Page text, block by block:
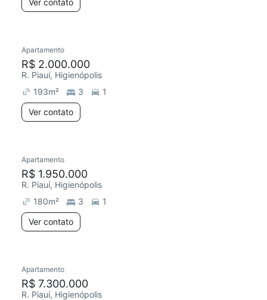
Ver contato
Apartamento
R$ 2.000.000
R. Piauí, Higienópolis
193m² 3
1
Ver contato
Apartamento
R$ 1.950.000
R. Piauí, Higienópolis
180m² 3
1
Ver contato
Apartamento
R$ 7.300.000
R. Piauí, Higienópolis